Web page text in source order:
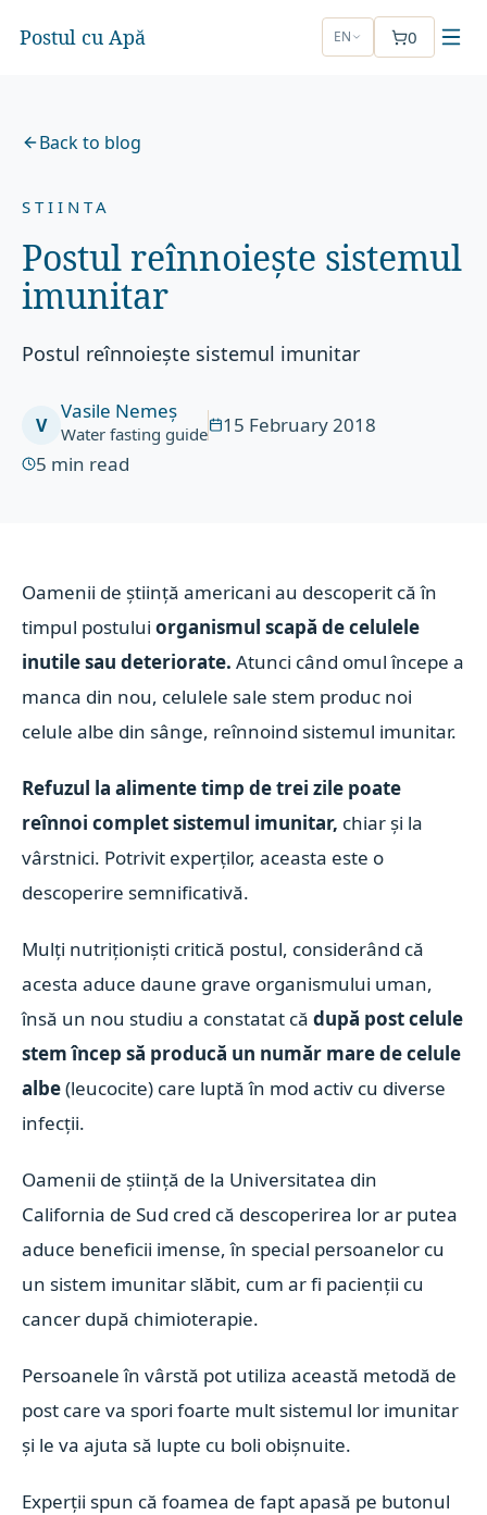
Postul cu Apă EN 0
Back to blog
STIINTA
Postul reînnoiește sistemul
imunitar
Postul reînnoiește sistemul imunitar
V
Vasile Nemeș
Water fasting guide
15 February 2018
5 min read
Oamenii de știință americani au descoperit că în
timpul postuluiorganismul scapă de celulele
inutile sau deteriorate. Atunci când omul începe a
manca din nou, celulele sale stem produc noi
celule albe din sânge, reînnoind sistemul imunitar.
Refuzul la alimente timp de trei zile poate
reînnoi complet sistemul imunitar, chiar și la
vârstnici. Potrivit experților, aceasta este o
descoperire semnificativă.
Mulți nutriționiști critică postul, considerând că
acesta aduce daune grave organismului uman,
însă un nou studiu a constatat că după post celule
stem încep să producă un număr mare de celule
albe(leucocite) care luptă în mod activ cu diverse
infecții.
Oamenii de știință de la Universitatea din
California de Sud cred că descoperirea lor ar putea
aduce beneficii imense, în special persoanelor cu
un sistem imunitar slăbit, cum ar fi pacienții cu
cancer după chimioterapie.
Persoanele în vârstă pot utiliza această metodă de
post care va spori foarte mult sistemul lor imunitar
și le va ajuta să lupte cu boli obișnuite.
Experții spun că foamea de fapt apasă pe butonul